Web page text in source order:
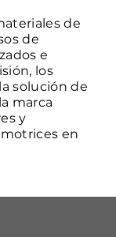
de
de
e
los
solución de
marca
y
en